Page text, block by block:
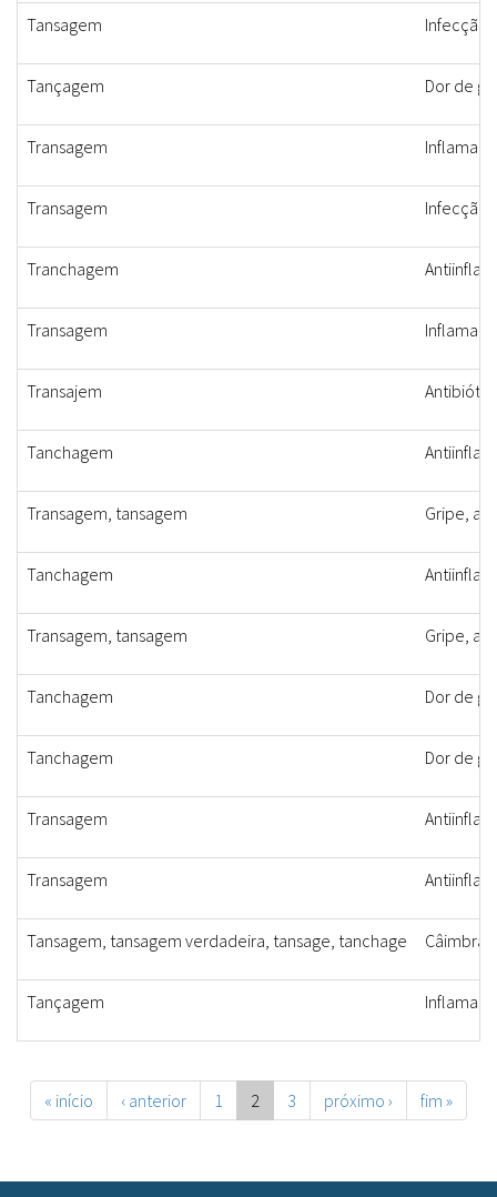
Tansagem
Tançagem Dor de
Transagem
Transagem
Tranchagem
Transagem
Transajem
Tanchagem
Transagem, tansagem Gripe,
Tanchagem
Transagem, tansagem Gripe,
Tanchagem Dor de
Tanchagem Dor de
Transagem
Transagem
Tansagem, tansagem verdadeira, tansage, tanchage
Tançagem
« início ‹ anterior 1 2 3 próximo › fim »